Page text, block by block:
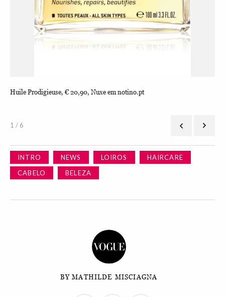
Huile Prodigieuse, € 20,90, Nuxe em notino.pt
1 / 6
INTRO NEWS LOIROS
HAIRCARE
CABELO
BELEZA
BY MATHILDE MISCIAGNA